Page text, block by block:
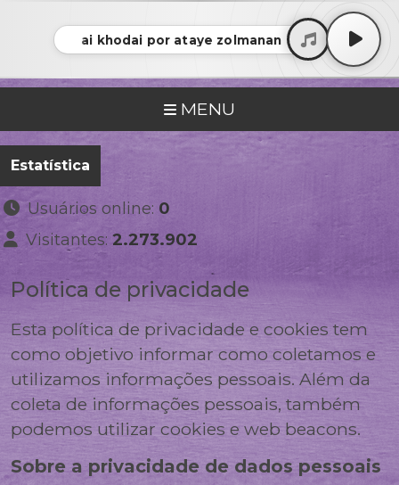
ai khodai por ataye zolmanan
MENU
Estatística
Usuários online: 0
Visitantes: 2.273.902
Política de privacidade
Esta política de privacidade e cookies tem
como objetivo informar como coletamos e
utilizamos informações pessoais. Além da
coleta de informações pessoais, também
podemos utilizar cookies e web beacons.
Sobre a privacidade de dados pessoais